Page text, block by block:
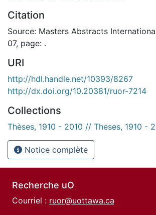
Citation
Source: Masters Abstracts
07, page: .
URI
http://hdl.handle.net/10393/8267
http://dx.doi.org/10.20381/ruor-7214
Collections
Thèses, 1910 - 2010 // Theses, 1910 -
Notice complète
Recherche uO
Courriel : ruor@uottawa.ca